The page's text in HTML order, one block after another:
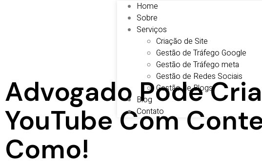
Home
Sobre
Serviços
Criação de Site
Gestão de Tráfego Google
Gestão de Tráfego meta
Gestão de Redes Sociais
Gestão de Blogs
Blog
Contato
Advogado Pode
YouTube Com
Como!